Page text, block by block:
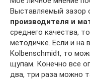
Выставляемый зазор
производителя и
среднего качества,
методичке. Если и на
Kolbenschmidt, то
щупам. Конечно все
два, три раза можно